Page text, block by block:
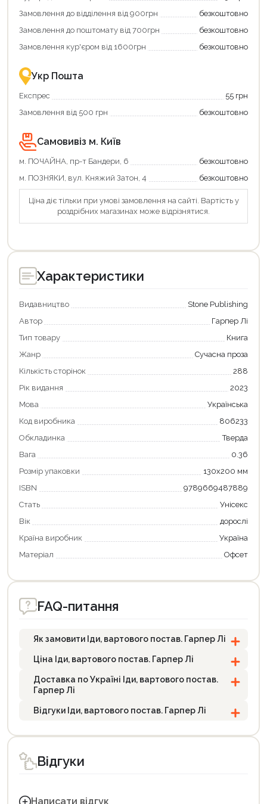
переваги!
картою
єКнига
–
зручно
та
вигідно!
повернення
Економте
більше
разом
державною
підтримкою!
Замовлення до відділення від 900грн
безкоштовно
Замовлення до поштомату від 700грн
безкоштовно
Замовлення кур'єром від 1600грн
безкоштовно
Укр Пошта
Експрес
55 грн
Замовлення від 500 грн
безкоштовно
Самовивіз м. Київ
м. ПОЧАЙНА, пр-т Бандери, 6
безкоштовно
м. ПОЗНЯКИ, вул. Княжий Затон, 4
безкоштовно
Ціна діє тільки при умові замовлення на сайті. Вартість у
роздрібних магазинах може відрізнятися.
Характеристики
Видавництво
Stone Publishing
Автор
Гарпер Лі
Тип товару
Книга
Жанр
Сучасна проза
Кількість сторінок
288
Рік видання
2023
Мова
Українська
Код виробника
806233
Обкладинка
Тверда
Вага
0.36
Розмір упаковки
130х200 мм
ISBN
9789669487889
Стать
Унісекс
Вік
дорослі
Країна виробник
Україна
Матеріал
Офсет
FAQ-питання
Як замовити Іди, вартового постав. Гарпер Лі
Ціна Іди, вартового постав. Гарпер Лі
Доставка по Україні Іди, вартового постав.
Гарпер Лі
Відгуки Іди, вартового постав. Гарпер Лі
Відгуки
Написати відгук
Продовжити покупки
Оформити замовлення